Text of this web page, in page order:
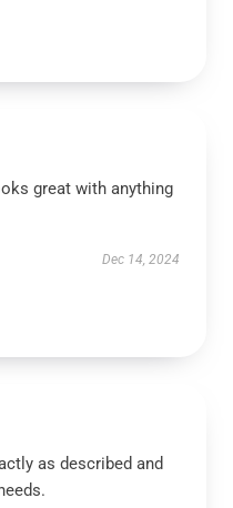
great with anything
Dec 14, 2024
as described and